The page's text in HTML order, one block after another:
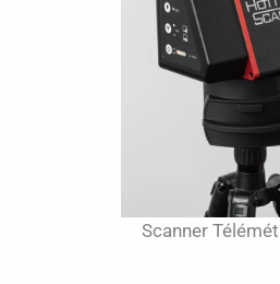
Scanner